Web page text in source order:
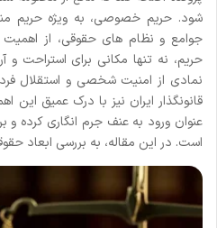
شود. حریم خصوصی، به ویژه حریم
جوامع و نظام های حقوقی، از اهمیت
حریم، نه تنها مکانی برای استراحت و
نمادی از امنیت شخصی و استقلال
قانونگذار ایران نیز با درک عمیق
عنوان ورود به عنف جرم انگاری کرده و
است. در این مقاله، به بررسی ابعاد